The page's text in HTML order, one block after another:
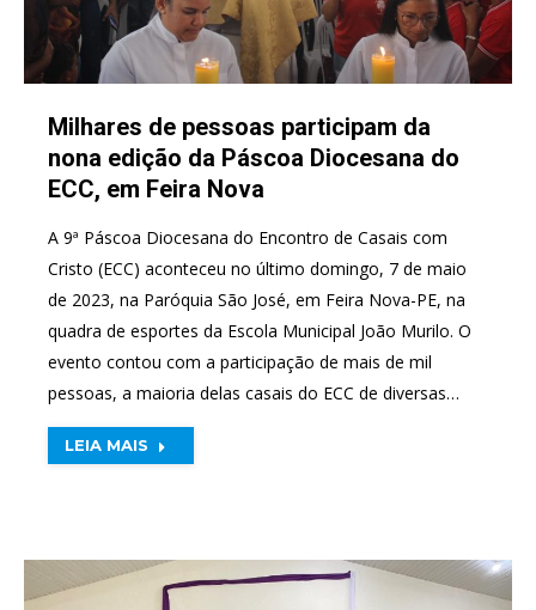
Milhares de pessoas participam da
nona edição da Páscoa Diocesana do
ECC, em Feira Nova
A 9ª Páscoa Diocesana do Encontro de Casais com
Cristo (ECC) aconteceu no último domingo, 7 de maio
de 2023, na Paróquia São José, em Feira Nova-PE, na
quadra de esportes da Escola Municipal João Murilo. O
evento contou com a participação de mais de mil
pessoas, a maioria delas casais do ECC de diversas…
LEIA MAIS